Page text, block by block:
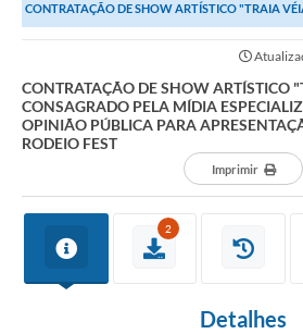
CONTRATAÇÃO DE SHOW ARTÍSTICO "TRAIA
CONTRATAÇÃO DE SHOW ARTÍSTICO
CONSAGRADO PELA MÍDIA
OPINIÃO PÚBLICA PARA
RODEIO FEST
Imprimir
2
Detalhes